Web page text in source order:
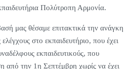
Πολύτροπη Αρμονία.
μας θέσαμε επιτακτικά την ανάγκη
στο εκπαιδευτήριο, που έχει
εκπαιδευτικούς, που
από την 1η Σεπτέμβρη χωρίς να έχει